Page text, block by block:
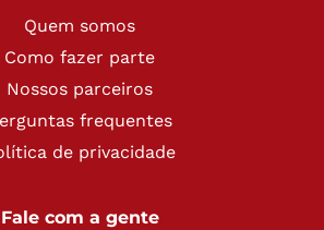
Quem somos
Como fazer parte
Nossos parceiros
frequentes
de privacidade
Fale com a gente